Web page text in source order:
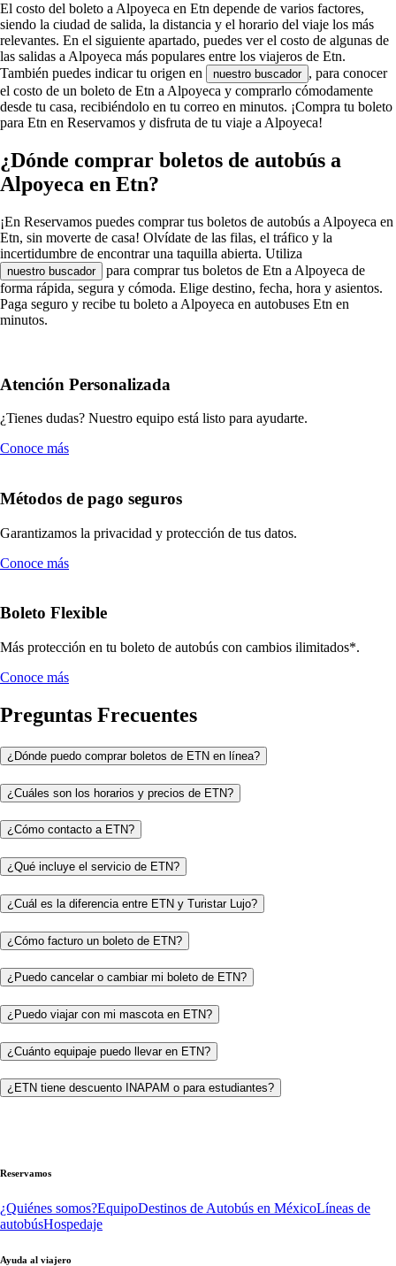
El costo del boleto a Alpoyeca en Etn depende de varios factores,
siendo la ciudad de salida, la distancia y el horario del viaje los más
relevantes. En el siguiente apartado, puedes ver el costo de algunas de
las salidas a Alpoyeca más populares entre los viajeros de Etn.
También puedes indicar tu origen en
nuestro buscador , para conocer
el costo de un boleto de Etn a Alpoyeca y comprarlo cómodamente
desde tu casa, recibiéndolo en tu correo en minutos. ¡Compra tu boleto
para Etn en Reservamos y disfruta de tu viaje a Alpoyeca!
¿Dónde comprar boletos de autobús a
Alpoyeca en Etn?
¡En Reservamos puedes comprar tus boletos de autobús a Alpoyeca en
Etn, sin moverte de casa! Olvídate de las filas, el tráfico y la
incertidumbre de encontrar una taquilla abierta. Utiliza
nuestro buscador
para comprar tus boletos de Etn a Alpoyeca de
forma rápida, segura y cómoda. Elige destino, fecha, hora y asientos.
Paga seguro y recibe tu boleto a Alpoyeca en autobuses Etn en
minutos.
Atención Personalizada
¿Tienes dudas? Nuestro equipo está listo para ayudarte.
Conoce más
Métodos de pago seguros
Garantizamos la privacidad y protección de tus datos.
Conoce más
Boleto Flexible
Más protección en tu boleto de autobús con cambios ilimitados*.
Conoce más
Preguntas Frecuentes
¿Dónde puedo comprar boletos de ETN en línea?
¿Cuáles son los horarios y precios de ETN?
¿Cómo contacto a ETN?
¿Qué incluye el servicio de ETN?
¿Cuál es la diferencia entre ETN y Turistar Lujo?
¿Cómo facturo un boleto de ETN?
¿Puedo cancelar o cambiar mi boleto de ETN?
¿Puedo viajar con mi mascota en ETN?
¿Cuánto equipaje puedo llevar en ETN?
¿ETN tiene descuento INAPAM o para estudiantes?
Reservamos
¿Quiénes somos?EquipoDestinos de Autobús en MéxicoLíneas de
autobúsHospedaje
Ayuda al viajero